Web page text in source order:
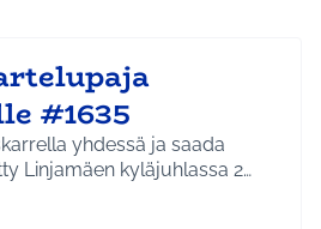
#1635
yhdessä ja saada
jätetty Linjamäen kyläjuhlassa 2…